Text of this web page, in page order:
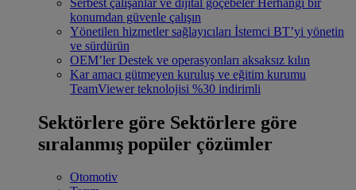
konumdan güvenle çalışın
Yönetilen hizmetler sağlayıcıları İstemci BT’yi yönetin
ve sürdürün
OEM’ler Destek ve operasyonları aksaksız kılın
Kar amacı gütmeyen kuruluş ve eğitim kurumu
TeamViewer teknolojisi %30 indirimli
Sektörlere göre Sektörlere göre
sıralanmış popüler çözümler
Otomotiv